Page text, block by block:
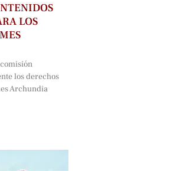
LOS
los derechos
Archundia